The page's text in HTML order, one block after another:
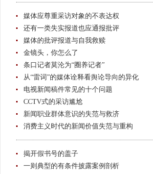
媒体应尊重采访对象的不表达权
还有一类失实报道也应通报批评
媒体的批评报道与自我救赎
金镜头，你怎么了
条口记者莫沦为“圈养记者”
从“雷词”的媒体诠释看舆论导向的异化
电视新闻稿件常见的十个问题
CCTV式的采访尴尬
新闻职业群体意识的失范与救济
消费主义时代的新闻价值失范与重构
揭开假书号的盖子
一则典型的有条件披露案例剖析